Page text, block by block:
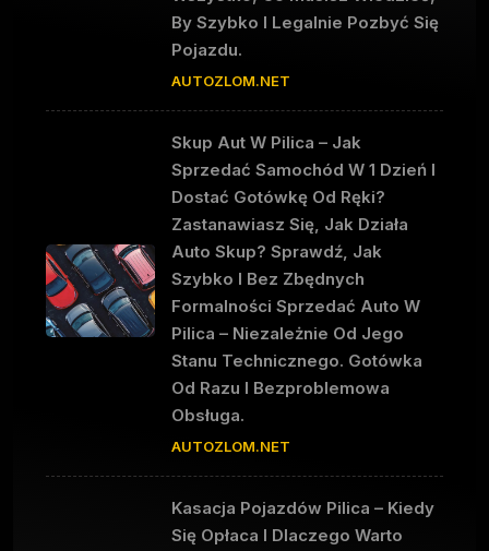
By Szybko I Legalnie Pozbyć Się
Pojazdu.
AUTOZLOM.NET
Skup Aut W Pilica – Jak
Sprzedać Samochód W 1 Dzień I
Dostać Gotówkę Od Ręki?
Zastanawiasz Się, Jak Działa
Auto Skup? Sprawdź, Jak
Szybko I Bez Zbędnych
Formalności Sprzedać Auto W
Pilica – Niezależnie Od Jego
Stanu Technicznego. Gotówka
Od Razu I Bezproblemowa
Obsługa.
AUTOZLOM.NET
Kasacja Pojazdów Pilica – Kiedy
Się Opłaca I Dlaczego Warto